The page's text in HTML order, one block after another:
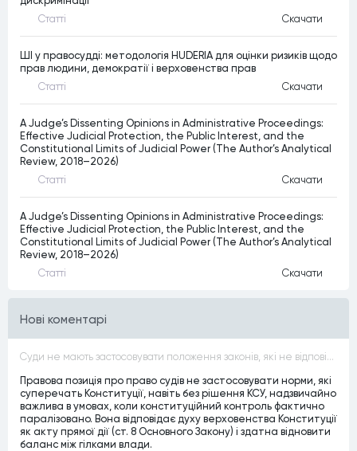
Статтi Скачати
ШІ у правосудді: методологія HUDERIA для оцінки ризиків щодо
прав людини, демократії і верховенства прав
Статтi Скачати
A Judge’s Dissenting Opinions in Administrative Proceedings:
Effective Judicial Protection, the Public Interest, and the
Constitutional Limits of Judicial Power (The Author’s Analytical
Review, 2018–2026)
Статтi Скачати
A Judge’s Dissenting Opinions in Administrative Proceedings:
Effective Judicial Protection, the Public Interest, and the
Constitutional Limits of Judicial Power (The Author’s Analytical
Review, 2018–2026)
Статтi Скачати
Нові коментарі
Суди не мають застосовувати положення законів, які не відповідають Конституції, незалежно від того, чи визнавалися вони Конституційним Судом України неконституційними, тобто закони, що суперечать Конституції України не можуть застосовуватися навіть у випадках, коли вони є чинними
Правова позиція про право судів не застосовувати норми, які
суперечать Конституції, навіть без рішення КСУ, надзвичайно
важлива в умовах, коли конституційний контроль фактично
паралізовано. Вона відповідає духу верховенства Конституції
як акту прямої дії (ст. 8 Основного Закону) і здатна відновити
баланс між гілками влади.